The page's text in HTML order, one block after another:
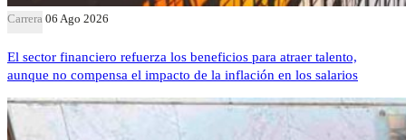
Carrera 06 Ago 2026
El sector financiero refuerza los beneficios para atraer talento,
aunque no compensa el impacto de la inflación en los salarios